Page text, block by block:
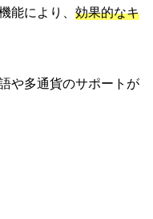
能により、 効果的なキ
や多通貨のサポートが